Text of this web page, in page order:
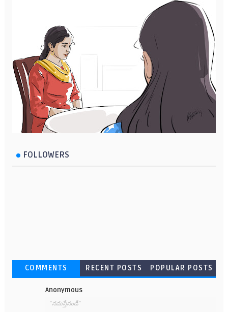
FOLLOWERS
COMMENTS RECENT POSTS POPULAR POSTS
Anonymous
"నమస్తేనండీ"